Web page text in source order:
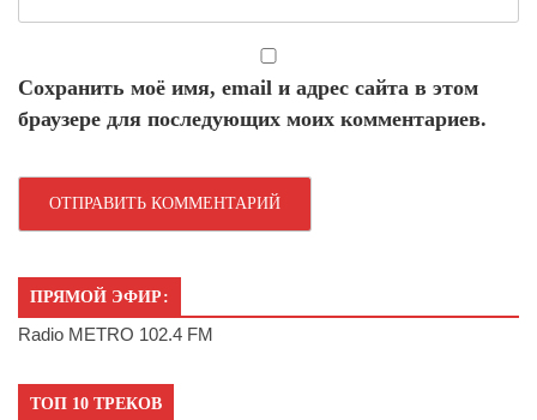
Сохранить моё имя, email и адрес сайта в этом
браузере для последующих моих комментариев.
ПРЯМОЙ ЭФИР:
Radio METRO 102.4 FM
ТОП 10 ТРЕКОВ